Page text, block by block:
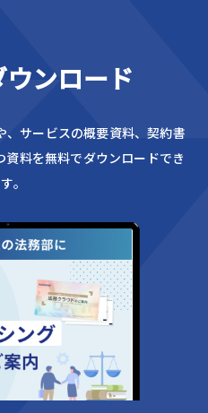
ンロード
、サービスの概要資料、契約書
料を無料でダウンロードでき
。